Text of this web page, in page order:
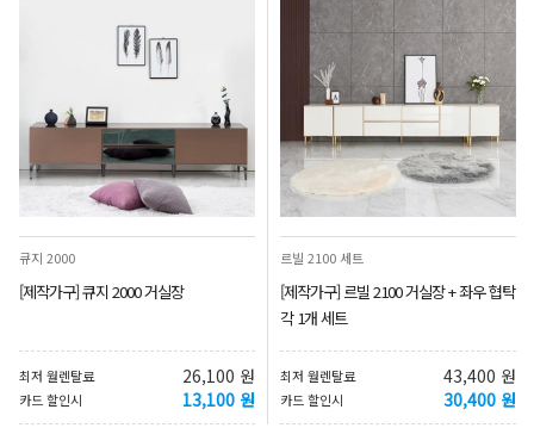
큐지 2000
[제작가구] 큐지 2000 거실장
최저 월렌탈료 26,100 원
카드 할인시 13,100 원
르빌 2100 세트
[제작가구] 르빌 2100 거실장 + 좌우 협탁
각 1개 세트
최저 월렌탈료 43,400 원
카드 할인시 30,400 원